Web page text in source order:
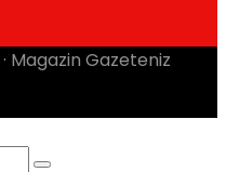
· Magazin Gazeteniz